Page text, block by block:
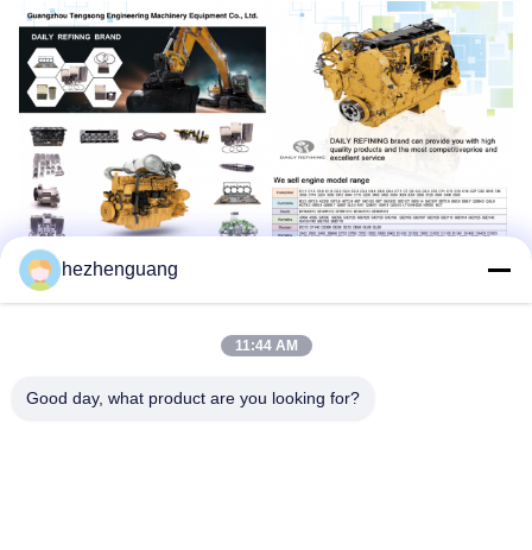
hezhenguang
11:44 AM
Good day, what product are you looking for?